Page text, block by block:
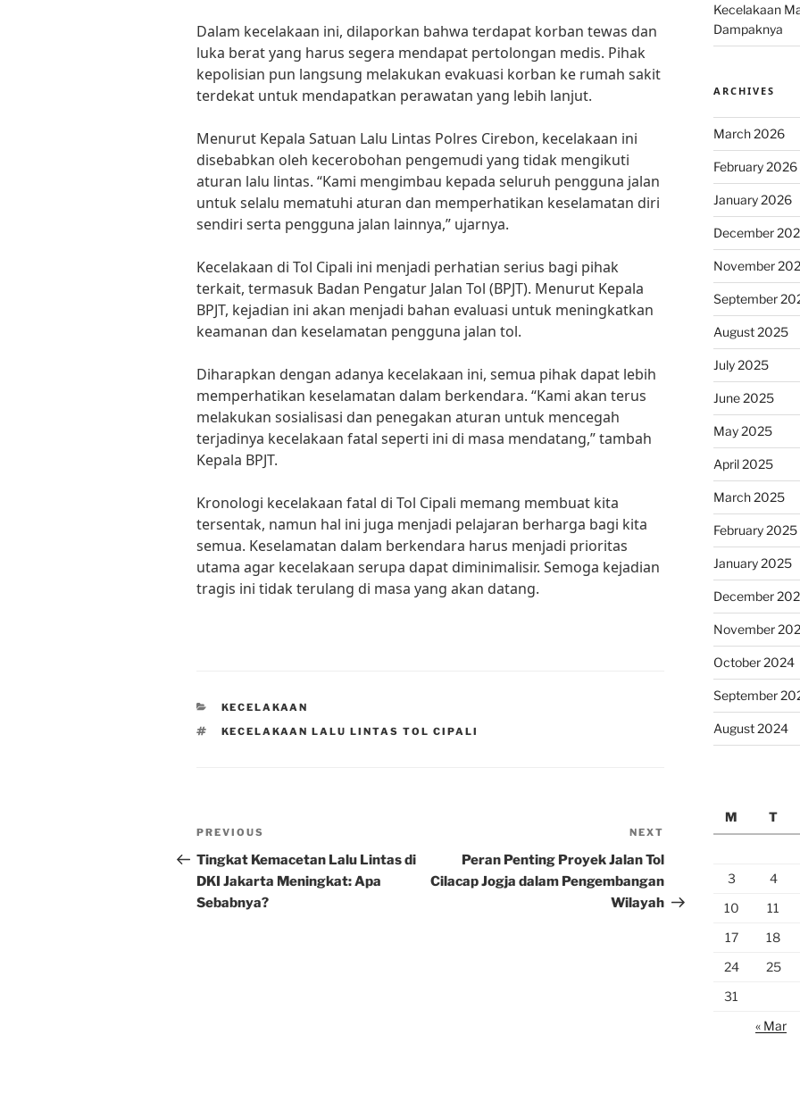
Dalam kecelakaan ini, dilaporkan bahwa terdapat korban tewas dan
luka berat yang harus segera mendapat pertolongan medis. Pihak
kepolisian pun langsung melakukan evakuasi korban ke rumah sakit
terdekat untuk mendapatkan perawatan yang lebih lanjut.
Menurut Kepala Satuan Lalu Lintas Polres Cirebon, kecelakaan ini
disebabkan oleh kecerobohan pengemudi yang tidak mengikuti
aturan lalu lintas. “Kami mengimbau kepada seluruh pengguna jalan
untuk selalu mematuhi aturan dan memperhatikan keselamatan diri
sendiri serta pengguna jalan lainnya,” ujarnya.
Kecelakaan di Tol Cipali ini menjadi perhatian serius bagi pihak
terkait, termasuk Badan Pengatur Jalan Tol (BPJT). Menurut Kepala
BPJT, kejadian ini akan menjadi bahan evaluasi untuk meningkatkan
keamanan dan keselamatan pengguna jalan tol.
Diharapkan dengan adanya kecelakaan ini, semua pihak dapat lebih
memperhatikan keselamatan dalam berkendara. “Kami akan terus
melakukan sosialisasi dan penegakan aturan untuk mencegah
terjadinya kecelakaan fatal seperti ini di masa mendatang,” tambah
Kepala BPJT.
Kronologi kecelakaan fatal di Tol Cipali memang membuat kita
tersentak, namun hal ini juga menjadi pelajaran berharga bagi kita
semua. Keselamatan dalam berkendara harus menjadi prioritas
utama agar kecelakaan serupa dapat diminimalisir. Semoga kejadian
tragis ini tidak terulang di masa yang akan datang.
CATEGORIES
KECELAKAAN
TAGS
KECELAKAAN LALU LINTAS TOL CIPALI
Post
navigation
Previous
Post
PREVIOUS
Tingkat Kemacetan Lalu Lintas di
DKI Jakarta Meningkat: Apa
Sebabnya?
Post
NEXT
Peran Penting Proyek Jalan Tol
Cilacap Jogja dalam Pengembangan
Wilayah
Kecelakaan
Dampaknya
ARCHIVES
March 2026
February 2026
January 2026
December
November
September
August 2025
July 2025
June 2025
May 2025
April 2025
March 2025
February 2025
January 2025
December
November
October 2024
September
August 2024
M
T
3
4
10
11
17
18
24
25
31
« Mar